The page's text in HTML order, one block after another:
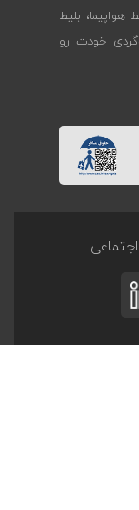
بلیط
خودت رو